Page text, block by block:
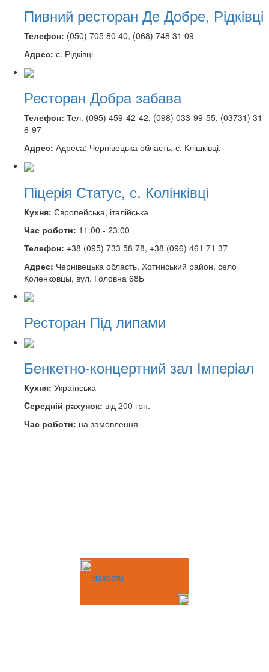
Пивний ресторан Де Добре, Рідківці
Телефон: (050) 705 80 40, (068) 748 31 09
Адрес: с. Рідківці
Ресторан Добра забава
Телефон: Тел. (095) 459-42-42, (098) 033-99-55, (03731) 31-
6-97
Адрес: Адреса: Чернівецька область, с. Клішківці.
Піцерія Статус, с. Колінківці
Кухня: Європейська, італійська
Час роботи: 11:00 - 23:00
Телефон: +38 (095) 733 58 78, +38 (096) 461 71 37
Адрес: Чернівецька область, Хотинський район, село
Коленковцы, вул. Головна 68Б
Ресторан Під липами
Бенкетно-концертний зал Імперіал
Кухня: Українська
Cередній рахунок: від 200 грн.
Час роботи: на замовлення
Новости